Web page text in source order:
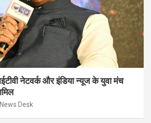
नेटवर्क और इंडिया न्यूज के युवा मंच
News Desk